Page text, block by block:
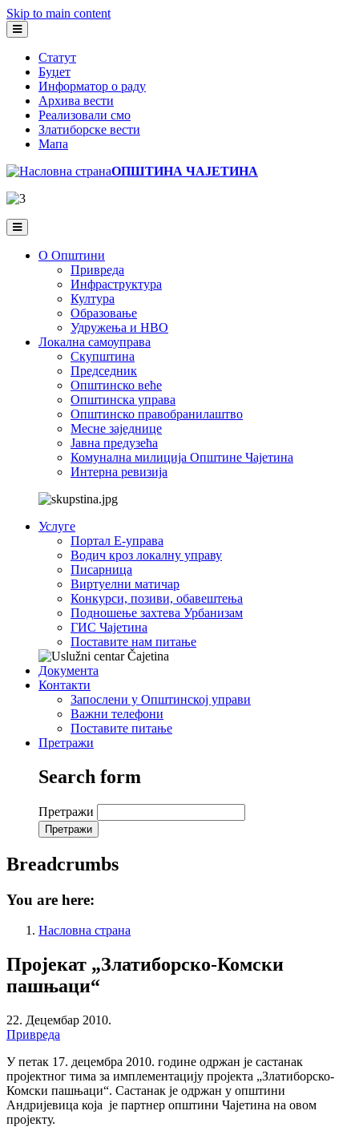
Skip to main content
Статут
Буџет
Информатор о раду
Архива вести
Реализовали смо
Златиборске вести
Мапа
ОПШТИНА ЧАЈЕТИНА
О Општини
Привреда
Инфраструктура
Култура
Образовање
Удружења и НВО
Локална самоуправа
Скупштина
Председник
Општинско веће
Општинска управа
Општинско правобранилаштво
Месне заједнице
Јавна предузећа
Комунална милиција Општине Чајетина
Интерна ревизија
Услуге
Портал Е-управа
Водич кроз локалну управу
Писарница
Виртуелни матичар
Конкурси, позиви, обавештења
Подношење захтева Урбанизам
ГИС Чајетина
Поставите нам питање
Документа
Контакти
Запослени у Општинској управи
Важни телефони
Поставите питање
Претражи
Search form
Претражи
Breadcrumbs
You are here:
Насловна страна
Пројекат „Златиборско-Комски
пашњаци“
22. Децембар 2010.
Привреда
У петак 17. децембра 2010. године одржан је састанак
пројектног тима за имплементацију пројекта „Златиборско-
Комски пашњаци“. Састанак је одржан у општини
Андријевица која је партнер општини Чајетина на овом
пројекту.